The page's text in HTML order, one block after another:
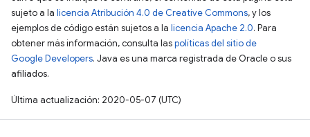
sujeto a la licencia Atribución 4.0 de Creative Commons, y los
ejemplos de código están sujetos a la licencia Apache 2.0. Para
obtener más información, consulta laspolíticas del sitio de
Google Developers. Java es una marca registrada de Oracle o sus
afiliados.
Última actualización: 2020-05-07 (UTC)